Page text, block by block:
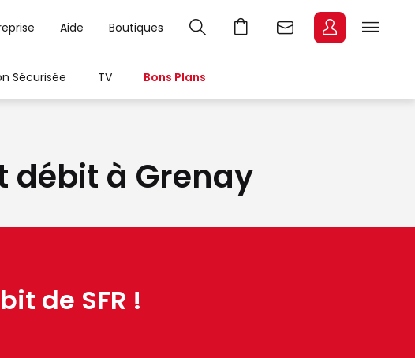
Aide Boutiques
Sécurisée TV Bons Plans
débit à Grenay
de SFR !